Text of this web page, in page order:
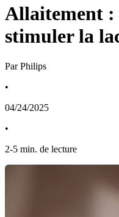
Allaitement :
stimuler la
Par Philips
•
04/24/2025
•
2-5 min. de lecture